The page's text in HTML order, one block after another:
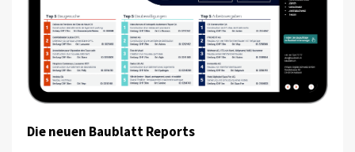
Die neuen Baublatt Reports